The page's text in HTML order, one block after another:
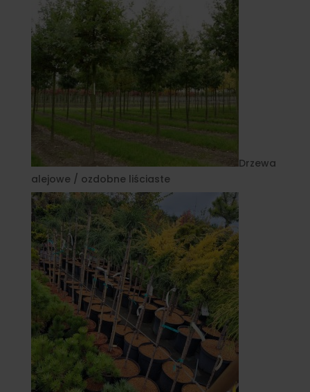
Drzewa
alejowe / ozdobne liściaste